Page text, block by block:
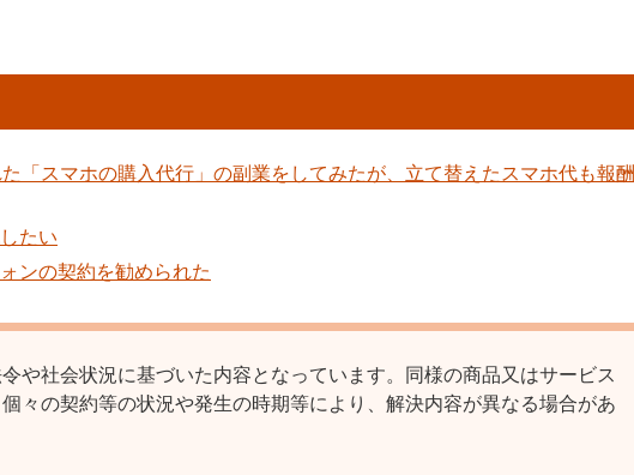
「スマホの購入代行」の副業をしてみたが、立て替えたスマホ代も報酬
たい
ンの契約を勧められた
や社会状況に基づいた内容となっています。同様の商品又はサービス
々の契約等の状況や発生の時期等により、解決内容が異なる場合があ